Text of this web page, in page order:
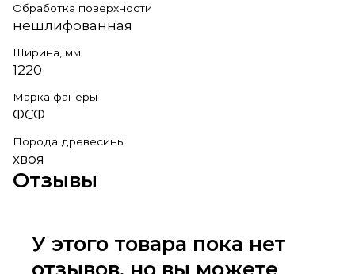
Обработка поверхности
нешлифованная
Ширина, мм
1220
Марка фанеры
ФСФ
Порода древесины
хвоя
Отзывы
У этого товара пока нет
отзывов, но вы можете